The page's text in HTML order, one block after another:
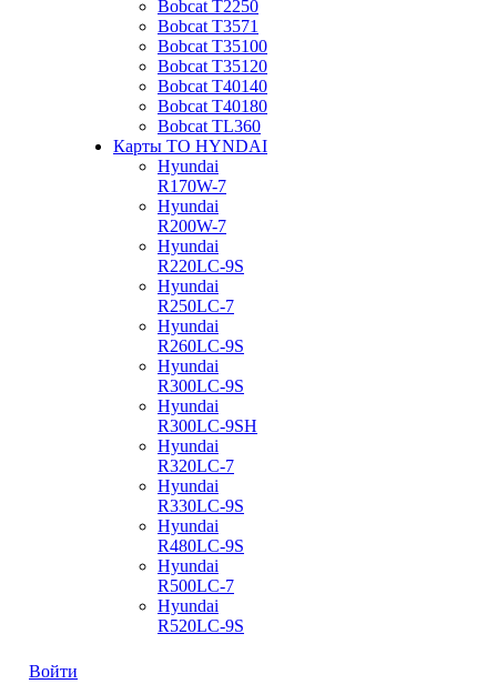
Bobcat Т2250
Bobcat Т3571
Bobcat Т35100
Bobcat Т35120
Bobcat Т40140
Bobcat Т40180
Bobcat ТL360
Карты ТО HYNDAI
Hyundai
R170W-7
Hyundai
R200W-7
Hyundai
R220LC-9S
Hyundai
R250LC-7
Hyundai
R260LC-9S
Hyundai
R300LC-9S
Hyundai
R300LC-9SH
Hyundai
R320LC-7
Hyundai
R330LC-9S
Hyundai
R480LC-9S
Hyundai
R500LC-7
Hyundai
R520LC-9S
Войти